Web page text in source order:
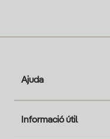
Ajuda
Informació útil